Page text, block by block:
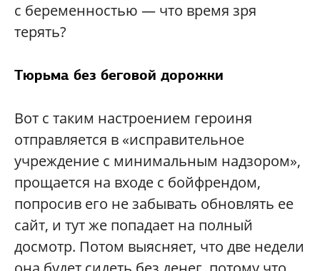
с беременностью — что время зря
терять?
Тюрьма без беговой дорожки
Вот с таким настроением героиня
отправляется в «исправительное
учреждение с минимальным надзором»,
прощается на входе с бойфрендом,
попросив его не забывать обновлять ее
сайт, и тут же попадает на полный
досмотр. Потом выясняет, что две недели